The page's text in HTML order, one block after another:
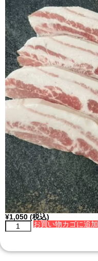
¥1,050 (税込)
お買い物カゴに追加